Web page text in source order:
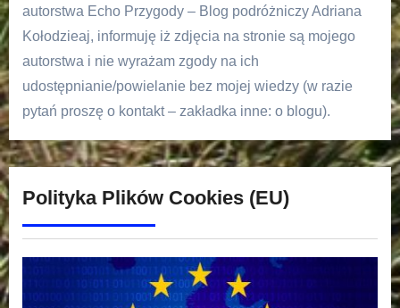
autorstwa Echo Przygody – Blog podróżniczy Adriana
Kołodzieaj, informuję iż zdjęcia na stronie są mojego
autorstwa i nie wyrażam zgody na ich
udostępnianie/powielanie bez mojej wiedzy (w razie
pytań proszę o kontakt – zakładka inne: o blogu).
Polityka Plików Cookies (EU)